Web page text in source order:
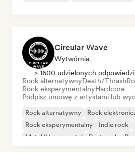
Circular Wave
Wytwórnia
> 1600 udzielonych odpowiedzi
Rock alternatywnyDeath/Thrash
Rock eksperymentalnyHardcore
Podpisz umowę z artystami lub
Rock alternatywny
Rock
Rock eksperymentalny
Indie rock
Metal/Heavy metal
Post-rock